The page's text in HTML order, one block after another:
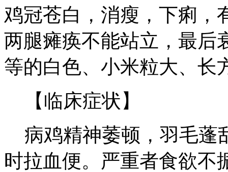
鸡冠苍白，消瘦，下痢，
两腿瘫痪不能站立，最后
等的白色、小米粒大、长
【临床症状】
病鸡精神萎顿，羽毛蓬
时拉血便。严重者食欲不